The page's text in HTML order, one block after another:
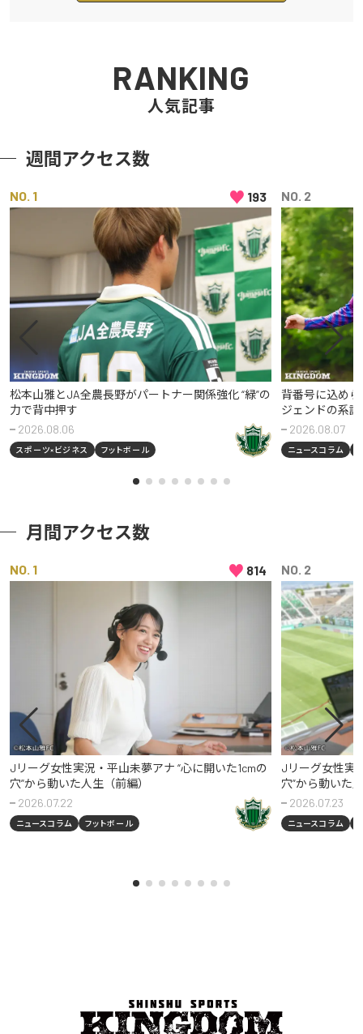
人気記事
RANKING
週間アクセス数
NO ♥ 193
松本山雅とJA全農長野がパートナー関係強化 “緑”の
力で背中押す
2026.08.06
スポーツ×ビジネス フットボール
NO
背番号に込め
ジェンドの系
2026.08.07
ニュースコラム
月間アクセス数
NO ♥ 814
Jリーグ女性実況・平山未夢アナ “心に開いた1cmの
穴”から動いた人生（前編）
2026.07.22
ニュースコラム フットボール
NO
Jリーグ女性実
穴”から動いた
2026.07.23
ニュースコラム